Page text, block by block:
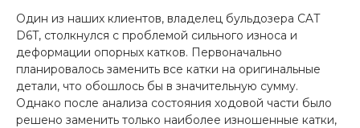
Один из наших клиентов, владелец бульдозера CAT
D6T, столкнулся с проблемой сильного износа и
деформации опорных катков. Первоначально
планировалось заменить все катки на оригинальные
детали, что обошлось бы в значительную сумму.
Однако после анализа состояния ходовой части было
решено заменить только наиболее изношенные катки,